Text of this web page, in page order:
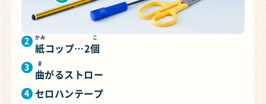
紙
かみ
コップ…2個
こ
曲
ま
がるストロー
セロハンテープ